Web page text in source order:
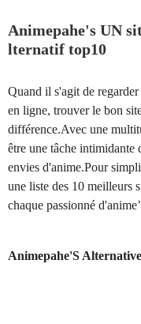
Animepahe's UN
lternatif top10
Quand il s'agit de
en ligne, trouver le bon
différence.Avec une
être une tâche intimidante
envies d'anime.Pour
une liste des 10 meilleurs
chaque passionné
Animepahe'S